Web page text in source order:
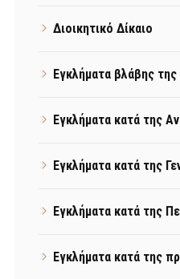
Διοικητικό Δίκαιο
Εγκλήματα βλάβης
Εγκλήματα κατά της
Εγκλήματα κατά της
Εγκλήματα κατά της
Εγκλήματα κατά της